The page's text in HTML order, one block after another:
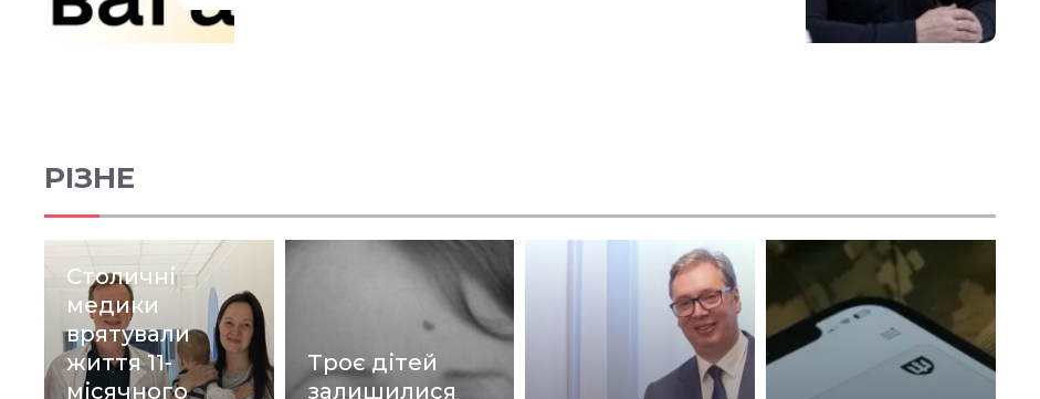
РІЗНЕ
Столичні
медики
врятували
життя 11-
місячного
Троє дітей
залишилися